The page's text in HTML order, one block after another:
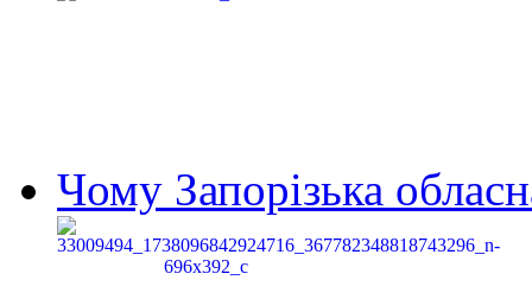
Чому Запорізька